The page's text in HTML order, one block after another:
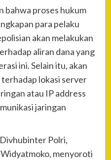
bahwa proses hukum
para pelaku
akan melakukan
aliran dana yang
ini. Selain itu, akan
lokasi server
atau IP address
jaringan
Polri,
menyoroti